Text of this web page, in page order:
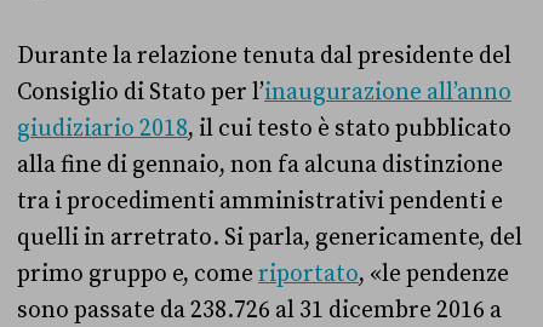
Durante la relazione tenuta dal presidente del
Consiglio di Stato per l’inaugurazione all’anno
giudiziario 2018, il cui testo è stato pubblicato
alla fine di gennaio, non fa alcuna distinzione
tra i procedimenti amministrativi pendenti e
quelli in arretrato. Si parla, genericamente, del
primo gruppo e, come riportato, «le pendenze
sono passate da 238.726 al 31 dicembre 2016 a